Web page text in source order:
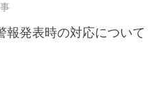
報発表時の対応について